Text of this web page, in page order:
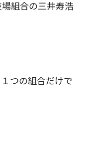
組合の三井寿浩
つの組合だけで